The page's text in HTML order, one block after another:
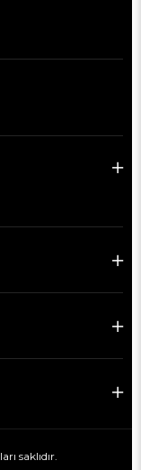
saklıdır.